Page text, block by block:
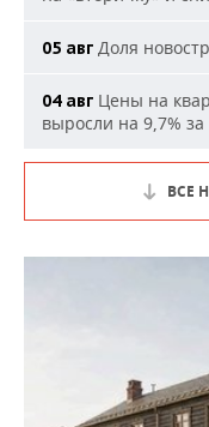
05 авг Доля
04 авг Цены на
выросли на 9,7%
ВСЕ